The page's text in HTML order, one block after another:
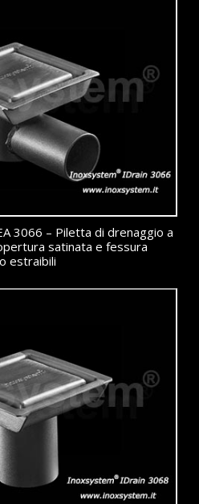
3066 – Piletta di drenaggio a
satinata e fessura
estraibili